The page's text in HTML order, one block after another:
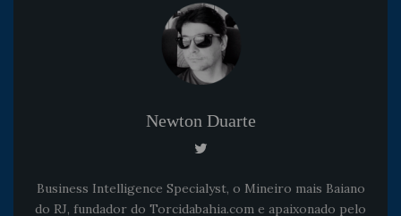
Newton Duarte
Business Intelligence Specialyst, o Mineiro mais Baiano
do RJ, fundador do Torcidabahia.com e apaixonado pelo